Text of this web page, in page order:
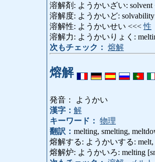
溶解剤: ようかいざい: solvent
溶解度: ようかいど:
溶解性: ようかいせい <<<性
溶解力: ようかいりょく:
次もチェック： 熔解
熔解
発音： ようかい
漢字： 解
キーワード： 物理
翻訳： melting, smelting,
熔解する: ようかいする: melt,
熔解炉: ようかいろ: melting